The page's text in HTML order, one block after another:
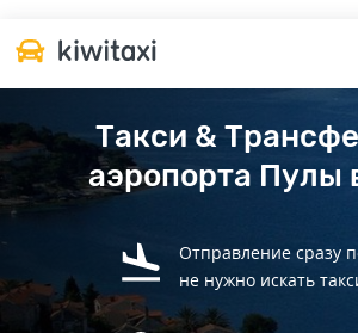
Такси &
аэропорта Пулы
Отправление сразу
не нужно искать